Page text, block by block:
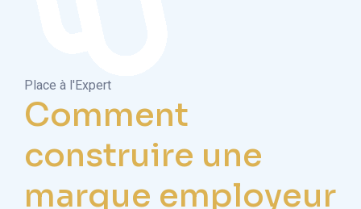
Place à l'Expert
Comment
construire une
marque employeur